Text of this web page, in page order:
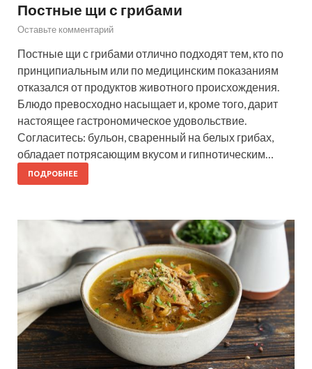
Постные щи с грибами
Оставьте комментарий
Постные щи с грибами отлично подходят тем, кто по
принципиальным или по медицинским показаниям
отказался от продуктов животного происхождения.
Блюдо превосходно насыщает и, кроме того, дарит
настоящее гастрономическое удовольствие.
Согласитесь: бульон, сваренный на белых грибах,
обладает потрясающим вкусом и гипнотическим…
ПОДРОБНЕЕ